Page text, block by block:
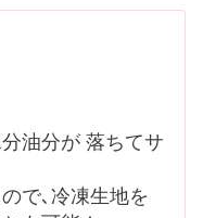
油分が 落ちてサ
で､冷凍生地を